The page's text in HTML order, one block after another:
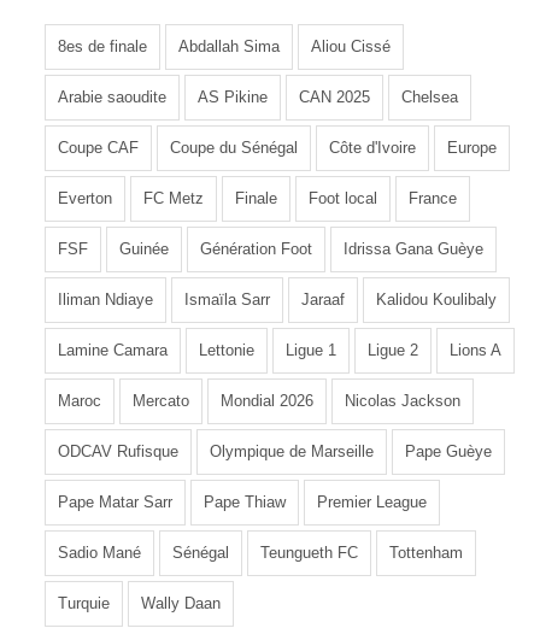
8es de finale Abdallah Sima Aliou Cissé
Arabie saoudite AS Pikine CAN 2025 Chelsea
Coupe CAF Coupe du Sénégal Côte d'Ivoire Europe
Everton FC Metz Finale Foot local France
FSF Guinée Génération Foot Idrissa Gana Guèye
Iliman Ndiaye Ismaïla Sarr Jaraaf Kalidou Koulibaly
Lamine Camara Lettonie Ligue 1 Ligue 2 Lions A
Maroc Mercato Mondial 2026 Nicolas Jackson
ODCAV Rufisque Olympique de Marseille Pape Guèye
Pape Matar Sarr Pape Thiaw Premier League
Sadio Mané Sénégal Teungueth FC Tottenham
Turquie Wally Daan